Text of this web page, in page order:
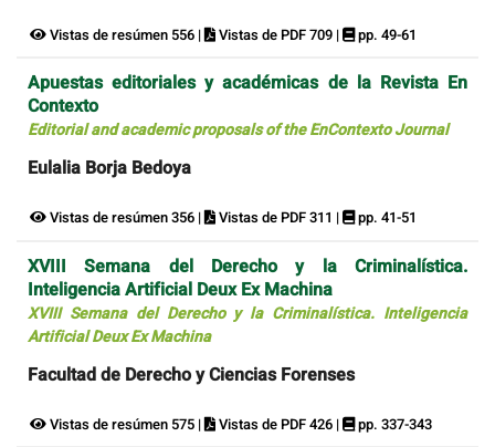
Vistas de resúmen 556 | Vistas de PDF 709 | pp. 49-61
Apuestas editoriales y académicas de la Revista En
Contexto
Editorial and academic proposals of the EnContexto Journal
Eulalia Borja Bedoya
Vistas de resúmen 356 | Vistas de PDF 311 | pp. 41-51
XVIII Semana del Derecho y la Criminalística.
Inteligencia Artificial Deux Ex Machina
XVIII Semana del Derecho y la Criminalística. Inteligencia
Artificial Deux Ex Machina
Facultad de Derecho y Ciencias Forenses
Vistas de resúmen 575 | Vistas de PDF 426 | pp. 337-343